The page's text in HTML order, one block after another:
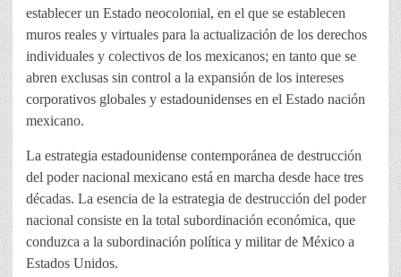
establecer un Estado neocolonial, en el que se establecen
muros reales y virtuales para la actualización de los derechos
individuales y colectivos de los mexicanos; en tanto que se
abren exclusas sin control a la expansión de los intereses
corporativos globales y estadounidenses en el Estado nación
mexicano.
La estrategia estadounidense contemporánea de destrucción
del poder nacional mexicano está en marcha desde hace tres
décadas. La esencia de la estrategia de destrucción del poder
nacional consiste en la total subordinación económica, que
conduzca a la subordinación política y militar de México a
Estados Unidos.